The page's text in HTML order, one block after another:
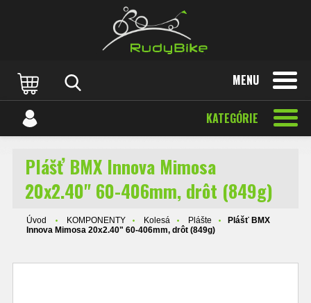
MENU
KATEGÓRIE
Plášť BMX Innova Mimosa
20x2.40" 60-406mm, drôt (849g)
Úvod KOMPONENTY Kolesá Plášte
Plášť BMX
Innova Mimosa 20x2.40" 60-406mm, drôt (849g)